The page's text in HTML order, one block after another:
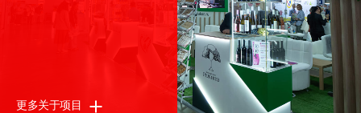
更多关于项目